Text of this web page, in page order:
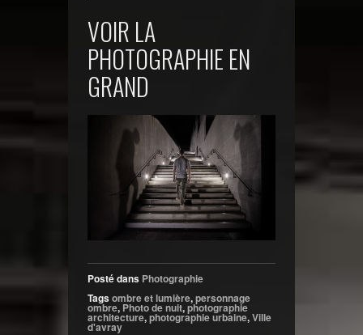
VOIR LA
PHOTOGRAPHIE EN
GRAND
Posté dans Photographie
Tagsombre et lumière,personnage
ombre, Photo de nuit,photographie
architecture,photographie urbaine,Ville
d'avray